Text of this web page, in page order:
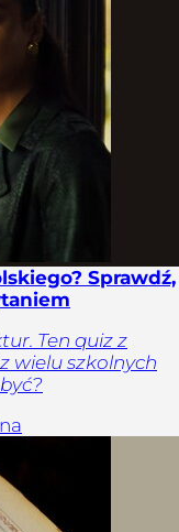
Sprawdź,
Ten quiz z
wielu szkolnych